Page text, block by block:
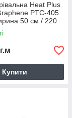
Heat Plus
PTC-405
50 cм / 220
max
Купити